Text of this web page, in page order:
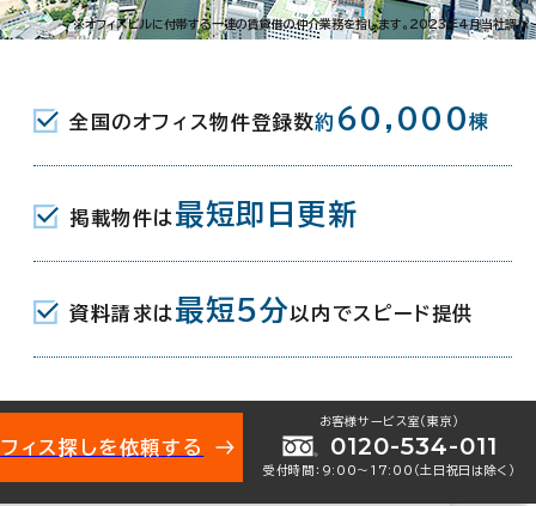
駅(地下鉄堺筋線･中央線) 11番口
(地下鉄御堂筋線/京阪本線) 13番口
1階建
※オフィスビルに付帯する一連の賃貸借の仲介業務を指します。2023年4月当社調べ
全国のオフィス物件登録数約 60,000棟
掲載物件は 最短即日更新
資料請求は 最短5分 以内でスピード提供
ィス探しを依頼する
お客様サービス室（東京）
0120-534-011
受付時間：9:00〜17:00（土日祝日は除く）